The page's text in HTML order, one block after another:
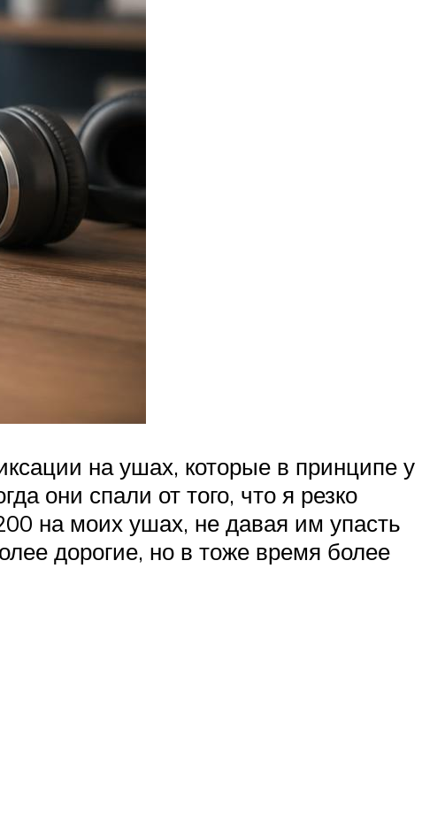
на ушах, которые в принципе у
они спали от того, что я резко
на моих ушах, не давая им упасть
дорогие, но в тоже время более